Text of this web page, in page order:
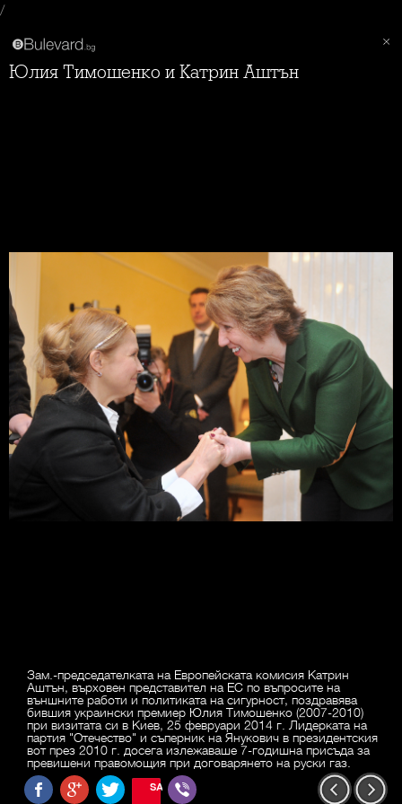
/
Юлия Тимошенко и Катрин Аштън
Зам.-председателката на Европейската комисия Катрин
Аштън, върховен представител на ЕС по въпросите на
външните работи и политиката на сигурност, поздравява
бившия украински премиер Юлия Тимошенко (2007-2010)
при визитата си в Киев, 25 февруари 2014 г. Лидерката на
партия "Отечество" и съперник на Янукович в президентския
вот през 2010 г. досега излежаваше 7-годишна присъда за
превишени правомощия при договарянето на руски газ.
SAVE